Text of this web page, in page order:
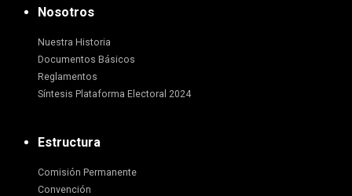
Nosotros
Nuestra Historia
Documentos Básicos
Reglamentos
Síntesis Plataforma Electoral 2024
Estructura
Comisión Permanente
Convención